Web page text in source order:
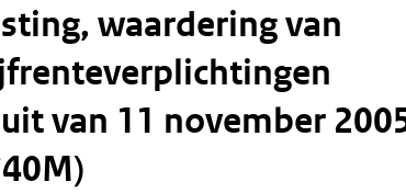
waardering van
van 11 november